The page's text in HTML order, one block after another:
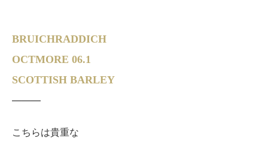
BRUICHRADDICH
OCTMORE 06.1
SCOTTISH BARLEY
———
こちらは貴重な